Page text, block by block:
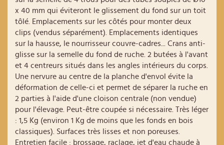
x 40 mm qui éviteront le glissement du fond sur un toit
tôlé. Emplacements sur les côtés pour monter deux
clips (vendus séparément). Emplacements identiques
sur la hausse, le nourrisseur couvre-cadres... Crans anti-
glisse sur la semelle du fond de ruche. 2 butées à l'avant
et 4 centreurs situés dans les angles intérieurs du corps.
Une nervure au centre de la planche d'envol évite la
déformation de celle-ci et permet de séparer la ruche en
2 parties à l'aide d'une cloison centrale (non vendue)
pour l'élevage. Peut-être coupée si nécessaire. Très léger
: 1,5 Kg (environ 1 Kg de moins que les fonds en bois
classiques). Surfaces très lisses et non poreuses.
Entretien facile : brossage, raclage, jet d'eau chaude à